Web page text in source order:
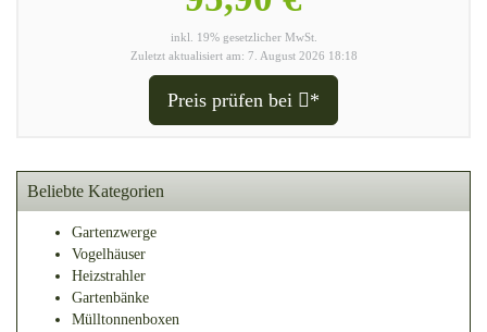
inkl. 19% gesetzlicher MwSt.
Zuletzt aktualisiert am: 7. August 2026 18:18
Preis prüfen bei *
Beliebte Kategorien
Gartenzwerge
Vogelhäuser
Heizstrahler
Gartenbänke
Mülltonnenboxen